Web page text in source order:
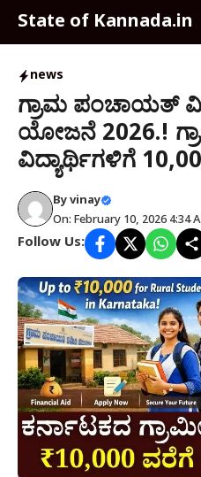
Skip
State of Kannada.in
news
ಗ್ರಾಮ ಪಂಚಾಯತ್
ಯೋಜನೆ 2026.!
ವಿದ್ಯಾರ್ಥಿಗಳಿಗೆ
Byvinay
On: February 10, 2026 4:34
Follow Us: